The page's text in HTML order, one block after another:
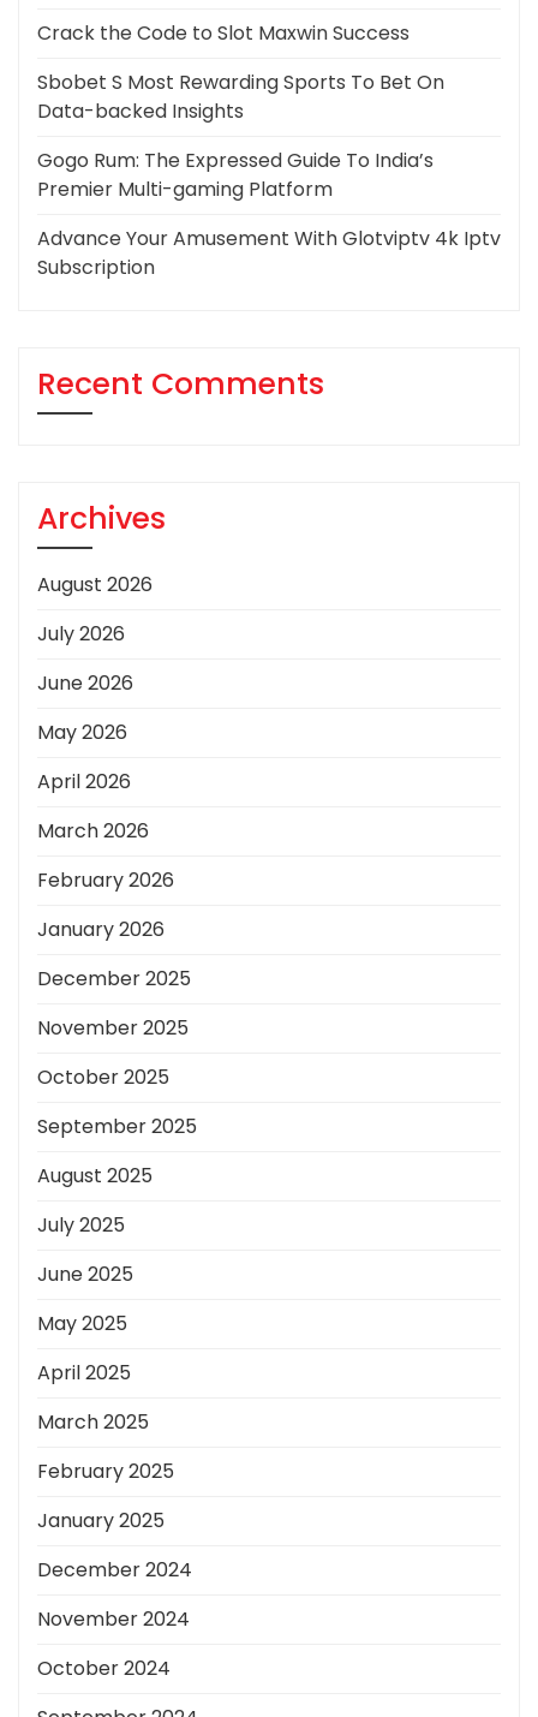
Crack the Code to Slot Maxwin Success
Sbobet S Most Rewarding Sports To Bet On
Data-backed Insights
Gogo Rum: The Expressed Guide To India’s
Premier Multi-gaming Platform
Advance Your Amusement With Glotviptv 4k Iptv
Subscription
Recent Comments
Archives
August 2026
July 2026
June 2026
May 2026
April 2026
March 2026
February 2026
January 2026
December 2025
November 2025
October 2025
September 2025
August 2025
July 2025
June 2025
May 2025
April 2025
March 2025
February 2025
January 2025
December 2024
November 2024
October 2024